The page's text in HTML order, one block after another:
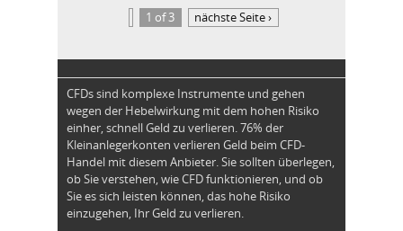
1 of 3
nächste Seite ›
CFDs sind komplexe Instrumente und gehen
wegen der Hebelwirkung mit dem hohen Risiko
einher, schnell Geld zu verlieren. 76% der
Kleinanlegerkonten verlieren Geld beim CFD-
Handel mit diesem Anbieter. Sie sollten überlegen,
ob Sie verstehen, wie CFD funktionieren, und ob
Sie es sich leisten können, das hohe Risiko
einzugehen, Ihr Geld zu verlieren.